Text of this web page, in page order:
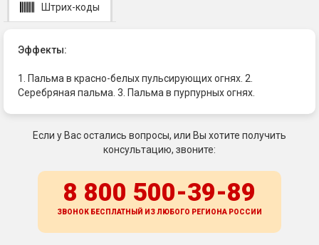
Штрих-коды
Эффекты:
1. Пальма в красно-белых пульсирующих огнях. 2.
Серебряная пальма. 3. Пальма в пурпурных огнях.
Если у Вас остались вопросы, или Вы хотите получить
консультацию, звоните:
8 800 500-39-89
ЗВОНОК БЕСПЛАТНЫЙ ИЗ ЛЮБОГО РЕГИОНА РОССИИ